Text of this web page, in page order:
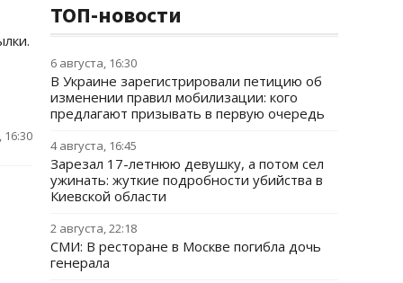
16:30
ТОП-новости
6 августа, 16:30
В Украине зарегистрировали петицию об
изменении правил мобилизации: кого
предлагают призывать в первую очередь
4 августа, 16:45
Зарезал 17-летнюю девушку, а потом сел
ужинать: жуткие подробности убийства в
Киевской области
2 августа, 22:18
СМИ: В ресторане в Москве погибла дочь
генерала